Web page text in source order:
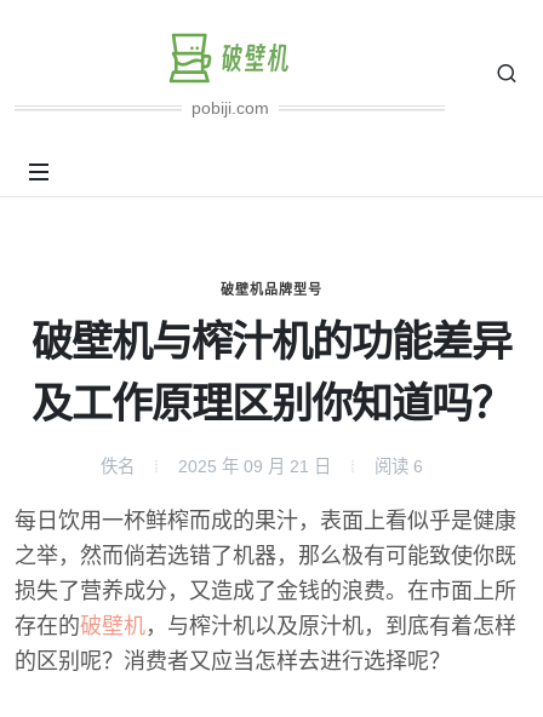
pobiji.com
破壁机品牌型号
破壁机与榨汁机的功能差异
及工作原理区别你知道吗？
佚名 2025 年 09 月 21 日 阅读 6
每日饮用一杯鲜榨而成的果汁，表面上看似乎是健康
之举，然而倘若选错了机器，那么极有可能致使你既
损失了营养成分，又造成了金钱的浪费。在市面上所
存在的破壁机，与榨汁机以及原汁机，到底有着怎样
的区别呢？消费者又应当怎样去进行选择呢？